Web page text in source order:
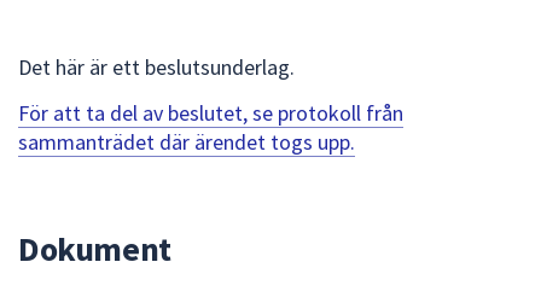
för
att
navigera
Det här är ett beslutsunderlag.
För att ta del av beslutet, se protokoll från
sammanträdet där ärendet togs upp.
Dokument